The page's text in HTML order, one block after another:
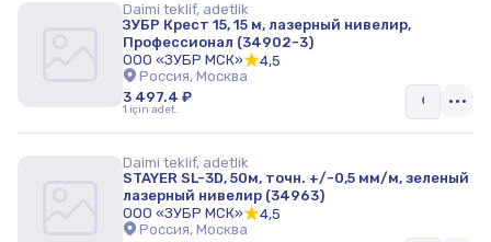
Daimi teklif, adetlik
ЗУБР Крест 15, 15 м, лазерный нивелир,
Профессионал (34902-3)
ООО «ЗУБР МСК»
4,5
Россия, Москва
3 497.4 ₽
1 için adet.
Daimi teklif, adetlik
STAYER SL-3D, 50м, точн. +/-0,5 мм/м, зеленый
лазерный нивелир (34963)
ООО «ЗУБР МСК»
4,5
Россия, Москва